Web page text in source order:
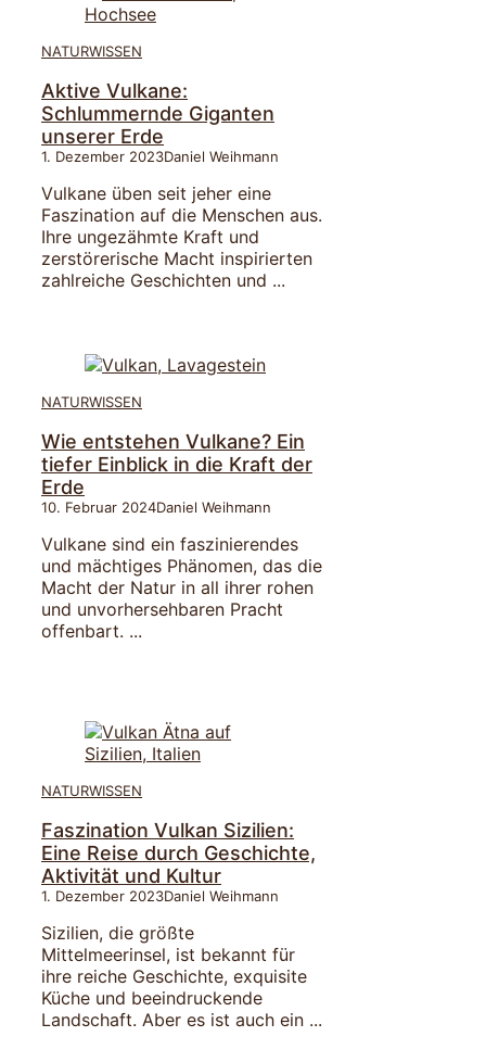
NATURWISSEN
Aktive Vulkane:
Schlummernde Giganten
unserer Erde
1. Dezember 2023Daniel Weihmann
Vulkane üben seit jeher eine
Faszination auf die Menschen aus.
Ihre ungezähmte Kraft und
zerstörerische Macht inspirierten
zahlreiche Geschichten und ...
NATURWISSEN
Wie entstehen Vulkane? Ein
tiefer Einblick in die Kraft der
Erde
10. Februar 2024Daniel Weihmann
Vulkane sind ein faszinierendes
und mächtiges Phänomen, das die
Macht der Natur in all ihrer rohen
und unvorhersehbaren Pracht
offenbart. ...
NATURWISSEN
Faszination Vulkan Sizilien:
Eine Reise durch Geschichte,
Aktivität und Kultur
1. Dezember 2023Daniel Weihmann
Sizilien, die größte
Mittelmeerinsel, ist bekannt für
ihre reiche Geschichte, exquisite
Küche und beeindruckende
Landschaft. Aber es ist auch ein ...